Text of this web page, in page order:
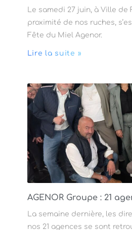
Le samedi 27 juin, à Ville de
proximité de nos ruches,
Fête du Miel Agenor.
Lire la suite »
AGENOR Groupe : 21
La semaine dernière, les
nos 21 agences se sont